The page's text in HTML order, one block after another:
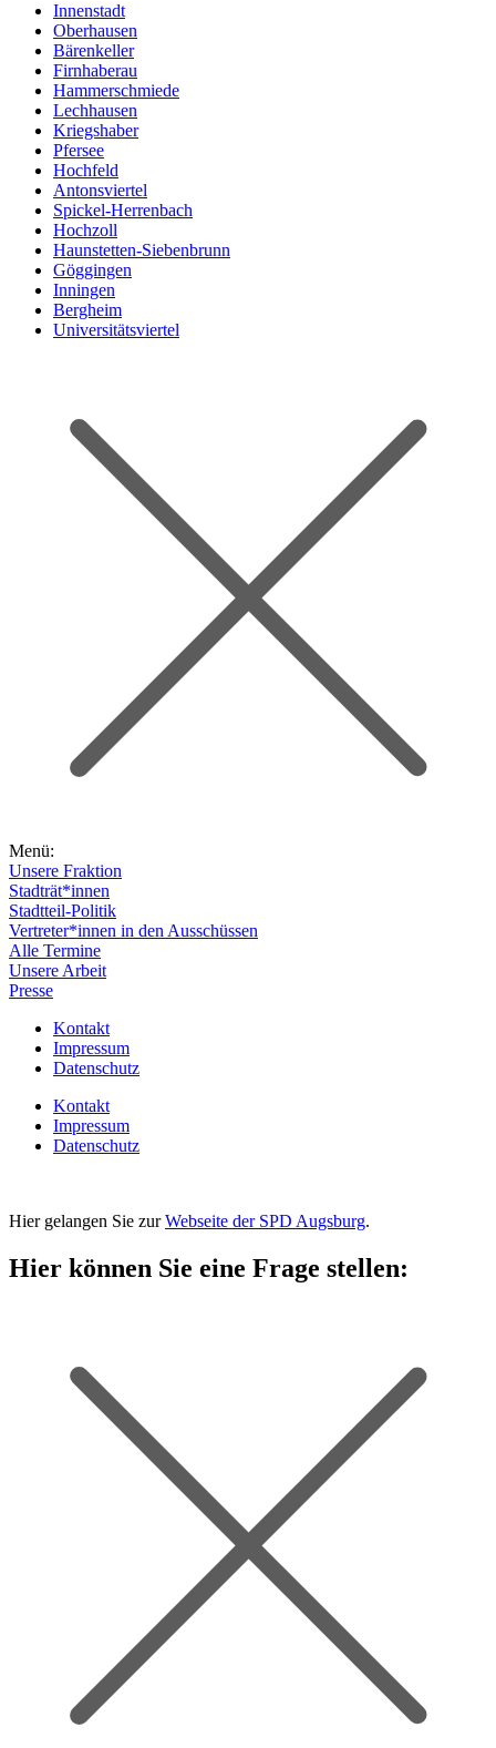
Innenstadt
Oberhausen
Bärenkeller
Firnhaberau
Hammerschmiede
Lechhausen
Kriegshaber
Pfersee
Hochfeld
Antonsviertel
Spickel-Herrenbach
Hochzoll
Haunstetten-Siebenbrunn
Göggingen
Inningen
Bergheim
Universitätsviertel
Menü:
Unsere Fraktion
Stadträt*innen
Stadtteil-Politik
Vertreter*innen in den Ausschüssen
Alle Termine
Unsere Arbeit
Presse
Kontakt
Impressum
Datenschutz
Kontakt
Impressum
Datenschutz
Hier gelangen Sie zurWebseite der SPD Augsburg.
Hier können Sie eine Frage stellen: